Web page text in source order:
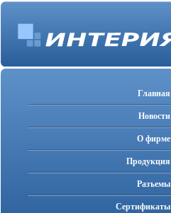
Главная
Новости
О фирме
Продукция
Разъемы
Cертификаты